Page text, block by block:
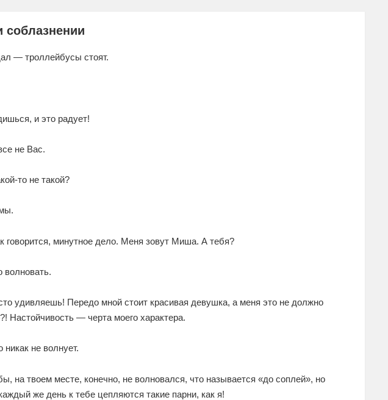
соблазнении
— троллейбусы стоят.
и это радует!
не Вас.
то не такой?
минутное дело. Меня зовут Миша. А тебя?
удивляешь! Передо мной стоит красивая девушка, а меня это не должно
Настойчивость — черта моего характера.
не волнует.
на твоем месте, конечно, не волновался, что называется «до соплей», но
же день к тебе цепляются такие парни, как я!